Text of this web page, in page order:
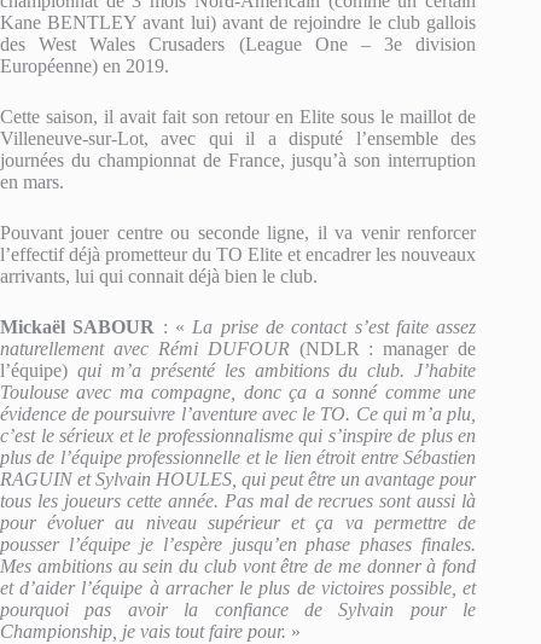
Kane BENTLEY avant lui) avant de rejoindre le club gallois
des West Wales Crusaders (League One – 3e division
Européenne) en 2019.
Cette saison, il avait fait son retour en Elite sous le maillot de
Villeneuve-sur-Lot, avec qui il a disputé l’ensemble des
journées du championnat de France, jusqu’à son interruption
en mars.
Pouvant jouer centre ou seconde ligne, il va venir renforcer
l’effectif déjà prometteur du TO Elite et encadrer les nouveaux
arrivants, lui qui connait déjà bien le club.
Mickaël SABOUR : « La prise de contact s’est faite assez
naturellement avec Rémi DUFOUR (NDLR : manager de
l’équipe) qui m’a présenté les ambitions du club. J’habite
Toulouse avec ma compagne, donc ça a sonné comme une
évidence de poursuivre l’aventure avec le TO. Ce qui m’a plu,
c’est le sérieux et le professionnalisme qui s’inspire de plus en
plus de l’équipe professionnelle et le lien étroit entre Sébastien
RAGUIN et Sylvain HOULES, qui peut être un avantage pour
tous les joueurs cette année. Pas mal de recrues sont aussi là
pour évoluer au niveau supérieur et ça va permettre de
pousser l’équipe je l’espère jusqu’en phase phases finales.
Mes ambitions au sein du club vont être de me donner à fond
et d’aider l’équipe à arracher le plus de victoires possible, et
pourquoi pas avoir la confiance de Sylvain pour le
Championship, je vais tout faire pour. »